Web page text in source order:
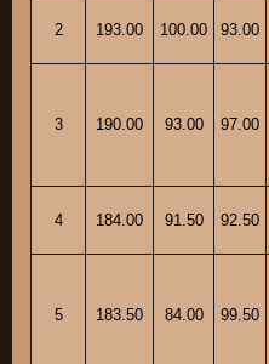
2 193.00 100.00 93.00
3 190.00 93.00 97.00
4 184.00 91.50 92.50
5 183.50 84.00 99.50